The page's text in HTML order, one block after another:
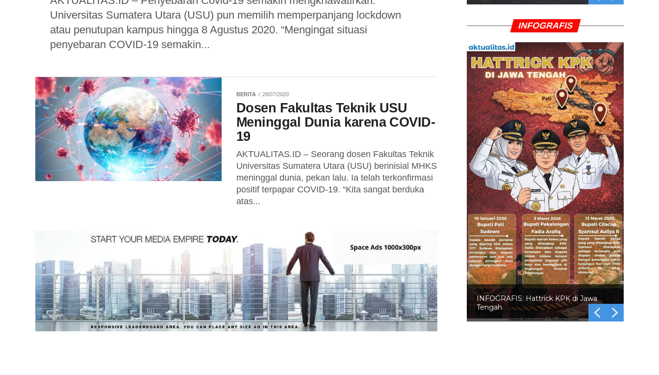
Universitas Sumatera Utara (USU) pun memilih memperpanjang lockdown
atau penutupan kampus hingga 8 Agustus 2020. “Mengingat situasi
penyebaran COVID-19 semakin...
BERITA 28/07/2020
Dosen Fakultas Teknik USU
Meninggal Dunia karena COVID-
19
AKTUALITAS.ID – Seorang dosen Fakultas Teknik
Universitas Sumatera Utara (USU) berinisial MHKS
meninggal dunia, pekan lalu. Ia telah terkonfirmasi
positif terpapar COVID-19. “Kita sangat berduka
atas...
INFOGRAFIS
INFOGRAFIS: Hattrick KPK di Jawa
Tengah